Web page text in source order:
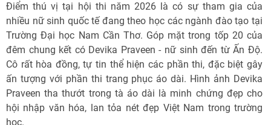
Điểm thú vị tại hội thi năm 2026 là có sự tham gia của
nhiều nữ sinh quốc tế đang theo học các ngành đào tạo tại
Trường Đại học Nam Cần Thơ. Góp mặt trong tốp 20 của
đêm chung kết có Devika Praveen - nữ sinh đến từ Ấn Độ.
Cô rất hòa đồng, tự tin thể hiện các phần thi, đặc biệt gây
ấn tượng với phần thi trang phục áo dài. Hình ảnh Devika
Praveen tha thướt trong tà áo dài là minh chứng đẹp cho
hội nhập văn hóa, lan tỏa nét đẹp Việt Nam trong trường
học.